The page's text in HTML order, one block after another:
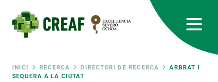
contingut
INICI RECERCA DIRECTORI DE RECERCA
ARBRAT I
SEQUERA A LA CIUTAT
RRSS